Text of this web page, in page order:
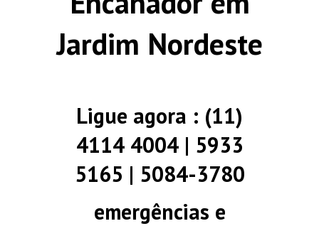
Jardim Nordeste
Ligue agora : (11)
4114 4004 | 5933
5165 | 5084-3780
emergências e